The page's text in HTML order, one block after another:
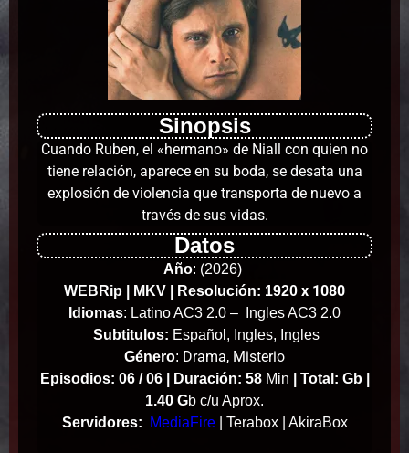
Sinopsis
Cuando Ruben, el «hermano» de Niall con quien no
tiene relación, aparece en su boda, se desata una
explosión de violencia que transporta de nuevo a
través de sus vidas.
Datos
Año: (2026)
WEBRip | MKV | Resolución: 1920 x 1080
Idiomas: Latino AC3 2.0 – Ingles AC3 2.0
Subtitulos: Español, Ingles, Ingles
Género: Drama, Misterio
Episodios: 06 / 06 | Duración: 58Min
Total: Gb |
1.40 Gb c/u Aprox.
Servidores:
MediaFire| Terabox | AkiraBox